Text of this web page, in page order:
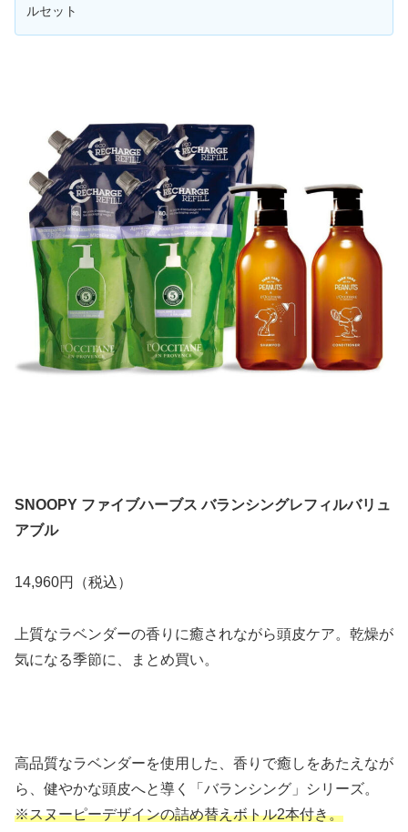
ルセット
SNOOPY ファイブハーブス バランシングレフィルバリュ
アブル
14,960円（税込）
上質なラベンダーの香りに癒されながら頭皮ケア。乾燥が
気になる季節に、まとめ買い。
高品質なラベンダーを使用した、香りで癒しをあたえなが
ら、健やかな頭皮へと導く「バランシング」シリーズ。
※スヌーピーデザインの詰め替えボトル2本付き。